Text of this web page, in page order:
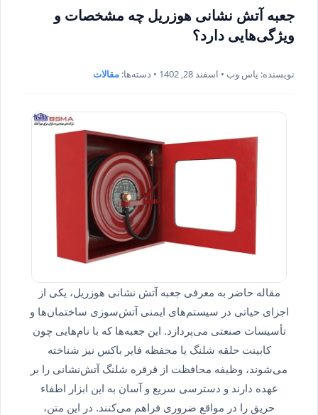
جعبه آتش نشانی هوزریل چه مشخصات و
ویژگی‌هایی دارد؟
نویسنده: یاس وب • اسفند 28, 1402 • دسته‌ها: مقالات
مقاله حاضر به معرفی جعبه آتش نشانی هوزریل، یکی از
اجزای حیاتی در سیستم‌های ایمنی آتش‌سوزی ساختمان‌ها و
تأسیسات صنعتی می‌پردازد. این جعبه‌ها که با نام‌هایی چون
کابینت حلقه شلنگ یا محفظه فایر باکس نیز شناخته
می‌شوند، وظیفه محافظت از قرقره شلنگ آتش‌نشانی را بر
عهده دارند و دسترسی سریع و آسان به این ابزار اطفاء
حریق را در مواقع ضروری فراهم می‌کنند. در این متن،